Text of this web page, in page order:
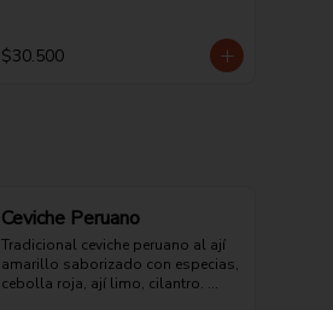
$30.500
Ceviche Peruano
Tradicional ceviche peruano al ají
amarillo saborizado con especias,
cebolla roja, ají limo, cilantro.